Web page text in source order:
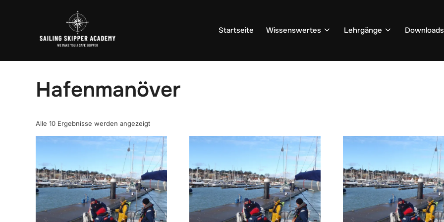
Startseite Wissenswertes Lehrgänge Downloads
Hafenmanöver
Alle 10 Ergebnisse werden angezeigt